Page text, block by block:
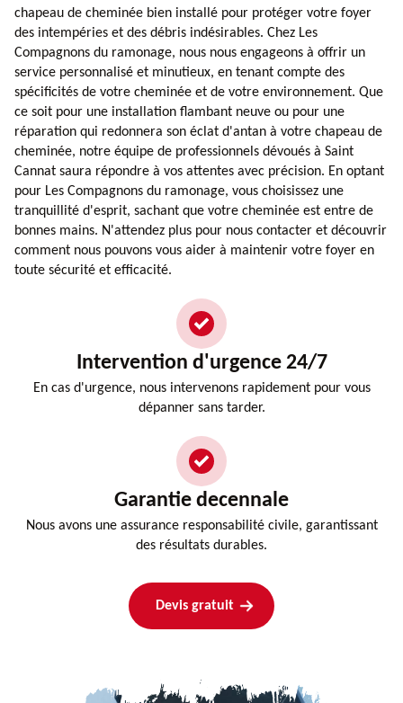
chapeau de cheminée bien installé pour protéger votre foyer
des intempéries et des débris indésirables. Chez Les
Compagnons du ramonage, nous nous engageons à offrir un
service personnalisé et minutieux, en tenant compte des
spécificités de votre cheminée et de votre environnement. Que
ce soit pour une installation flambant neuve ou pour une
réparation qui redonnera son éclat d'antan à votre chapeau de
cheminée, notre équipe de professionnels dévoués à Saint
Cannat saura répondre à vos attentes avec précision. En optant
pour Les Compagnons du ramonage, vous choisissez une
tranquillité d'esprit, sachant que votre cheminée est entre de
bonnes mains. N'attendez plus pour nous contacter et découvrir
comment nous pouvons vous aider à maintenir votre foyer en
toute sécurité et efficacité.
Intervention d'urgence 24/7
En cas d'urgence, nous intervenons rapidement pour vous
dépanner sans tarder.
Garantie decennale
Nous avons une assurance responsabilité civile, garantissant
des résultats durables.
Devis gratuit